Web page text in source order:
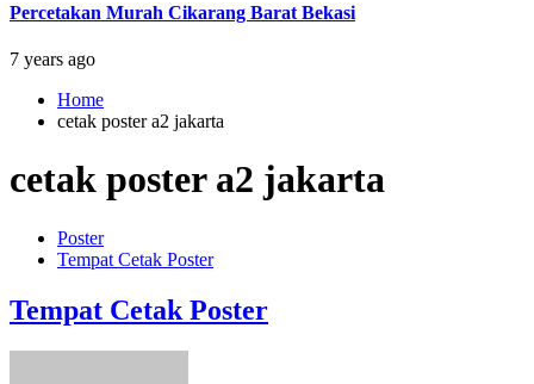
Percetakan Murah Cikarang Barat Bekasi
7 years ago
Home
cetak poster a2 jakarta
cetak poster a2 jakarta
Poster
Tempat Cetak Poster
Tempat Cetak Poster